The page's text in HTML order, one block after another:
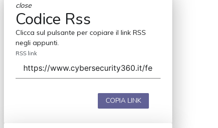
close
Codice Rss
Clicca sul pulsante per copiare il link RSS
negli appunti.
RSS link
COPIA LINK